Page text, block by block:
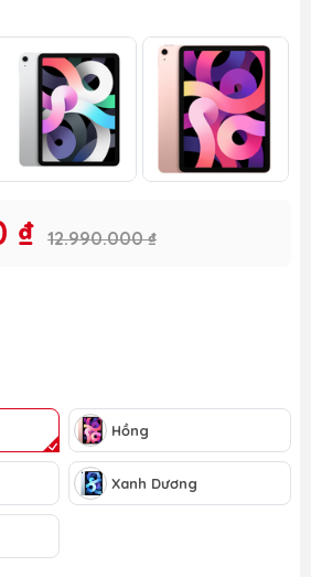
₫ 12.990.000 ₫
Hồng
Xanh Dương